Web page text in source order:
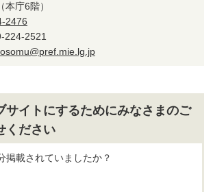
庁6階）
2476
224-2521
サイトにするためにみなさまのご
ください
掲載されていましたか？